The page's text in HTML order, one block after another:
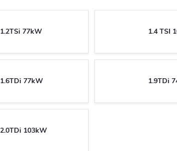
1.2TSi 77kW 1.4 TSI
1.6TDi 77kW 1.9TDi
2.0TDi 103kW